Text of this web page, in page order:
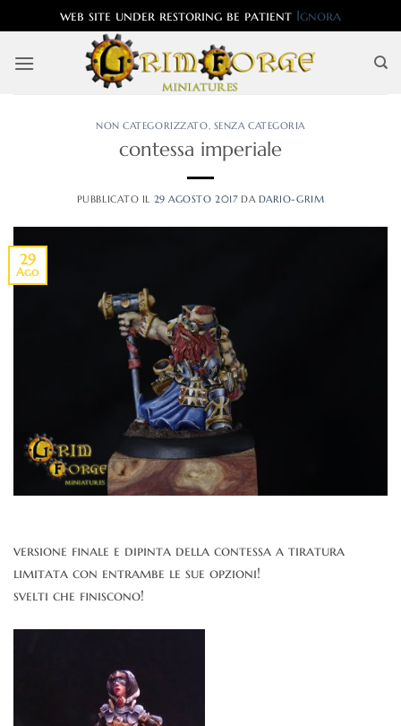
web site under restoring be patient Ignora
NON CATEGORIZZATO, SENZA CATEGORIA
contessa imperiale
PUBBLICATO IL 29 AGOSTO 2017 DA DARIO-GRIM
29
Ago
versione finale e dipinta della contessa a tiratura
limitata con entrambe le sue opzioni!
svelti che finiscono!